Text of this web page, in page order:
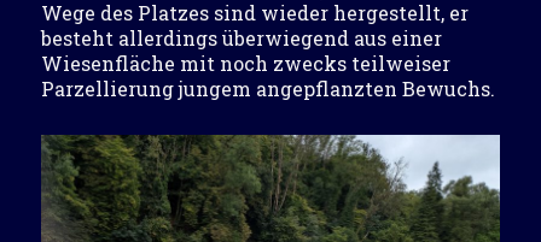
Wege des Platzes sind wieder hergestellt, er
besteht allerdings überwiegend aus einer
Wiesenfläche mit noch zwecks teilweiser
Parzellierung jungem angepflanzten Bewuchs.